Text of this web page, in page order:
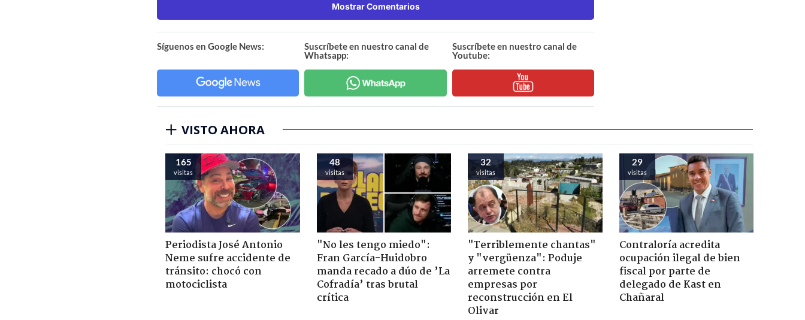
Mostrar Comentarios
Síguenos en Google News:
Suscríbete en nuestro canal de
Whatsapp:
Suscríbete en nuestro canal de
Youtube:
VISTO AHORA
165
visitas
Periodista José Antonio
Neme sufre accidente de
tránsito: chocó con
motociclista
48
visitas
"No les tengo miedo":
Fran García-Huidobro
manda recado a dúo de ’La
Cofradía’ tras brutal
crítica
32
visitas
"Terriblemente chantas"
y "vergüenza": Poduje
arremete contra
empresas por
reconstrucción en El
Olivar
29
visitas
Contraloría acredita
ocupación ilegal de bien
fiscal por parte de
delegado de Kast en
Chañaral